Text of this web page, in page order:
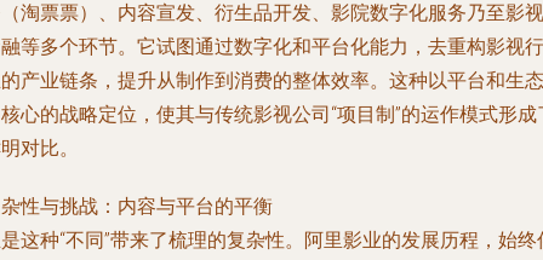
淘票票）、内容宣发、衍生品开发、影院数字化服务乃至影视
等多个环节。它试图通过数字化和平台化能力，去重构影视行
产业链条，提升从制作到消费的整体效率。这种以平台和生态
心的战略定位，使其与传统影视公司“项目制”的运作模式形成
对比。
性与挑战：内容与平台的平衡
这种“不同”带来了梳理的复杂性。阿里影业的发展历程，始终